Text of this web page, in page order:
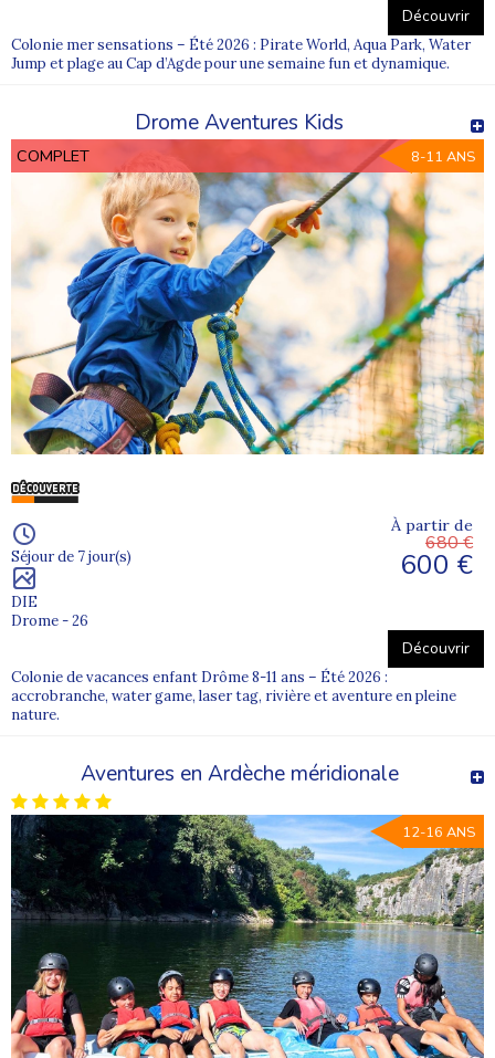
Découvrir
Colonie mer sensations – Été 2026 : Pirate World, Aqua Park, Water
Jump et plage au Cap d’Agde pour une semaine fun et dynamique.
Drome Aventures Kids
COMPLET 8-11 ANS
Séjour de 7 jour(s)
DIE
Drome - 26
À partir de
680 €
600 €
Découvrir
Colonie de vacances enfant Drôme 8-11 ans – Été 2026 :
accrobranche, water game, laser tag, rivière et aventure en pleine
nature.
Aventures en Ardèche méridionale
12-16 ANS